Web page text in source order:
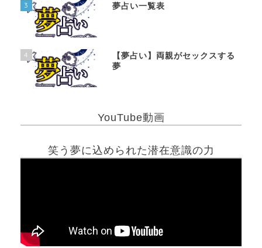
3 夢占い一覧表
4
【夢占い】両親がセックスする
夢
YouTube動画
笑う夢に込められた潜在意識の力